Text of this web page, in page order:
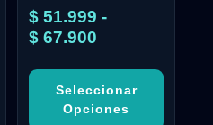
$ 51.999 -
$ 67.900
Seleccionar
Opciones